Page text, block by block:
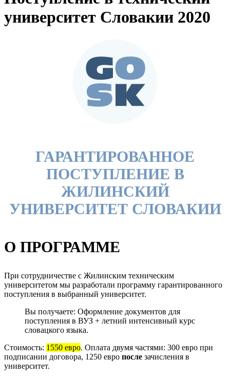
университет Словакии 2020
ГАРАНТИРОВАННОЕ
ПОСТУПЛЕНИЕ В
ЖИЛИНСКИЙ
УНИВЕРСИТЕТ СЛОВАКИИ
О ПРОГРАММЕ
При сотрудничестве с Жилинским техническим
университетом мы разработали программу гарантированного
поступления в выбранный университет.
Вы получаете: Оформление документов для
поступления в ВУЗ + летний интенсивный курс
словацкого языка.
Стоимость: 1550 евро. Оплата двумя частями: 300 евро при
подписании договора, 1250 евро после зачисления в
университет.